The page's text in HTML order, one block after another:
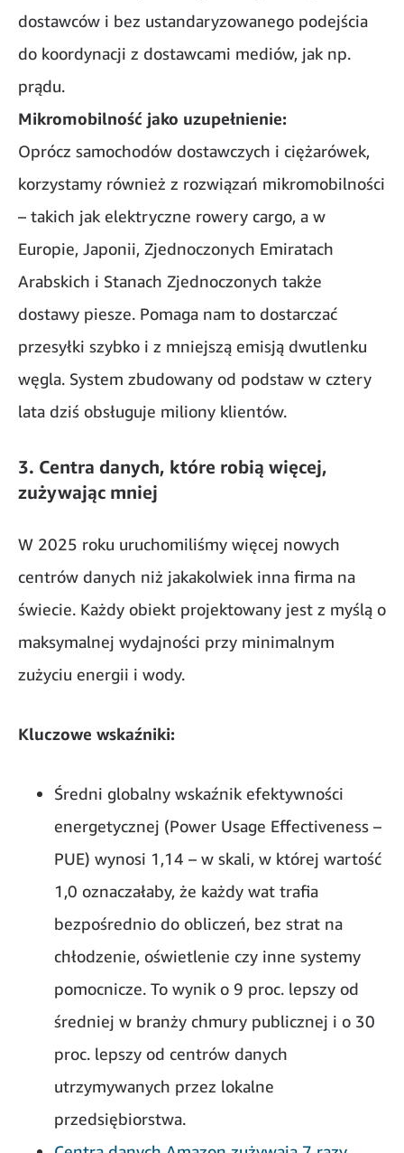
dostawców i bez ustandaryzowanego podejścia
do koordynacji z dostawcami mediów, jak np.
prądu.
Mikromobilność jako uzupełnienie:
Oprócz samochodów dostawczych i ciężarówek,
korzystamy również z rozwiązań mikromobilności
– takich jak elektryczne rowery cargo, a w
Europie, Japonii, Zjednoczonych Emiratach
Arabskich i Stanach Zjednoczonych także
dostawy piesze. Pomaga nam to dostarczać
przesyłki szybko i z mniejszą emisją dwutlenku
węgla. System zbudowany od podstaw w cztery
lata dziś obsługuje miliony klientów.
3. Centra danych, które robią więcej,
zużywając mniej
W 2025 roku uruchomiliśmy więcej nowych
centrów danych niż jakakolwiek inna firma na
świecie. Każdy obiekt projektowany jest z myślą o
maksymalnej wydajności przy minimalnym
zużyciu energii i wody.
Kluczowe wskaźniki:
Średni globalny wskaźnik efektywności
energetycznej (Power Usage Effectiveness –
PUE) wynosi 1,14 – w skali, w której wartość
1,0 oznaczałaby, że każdy wat trafia
bezpośrednio do obliczeń, bez strat na
chłodzenie, oświetlenie czy inne systemy
pomocnicze. To wynik o 9 proc. lepszy od
średniej w branży chmury publicznej i o 30
proc. lepszy od centrów danych
utrzymywanych przez lokalne
przedsiębiorstwa.